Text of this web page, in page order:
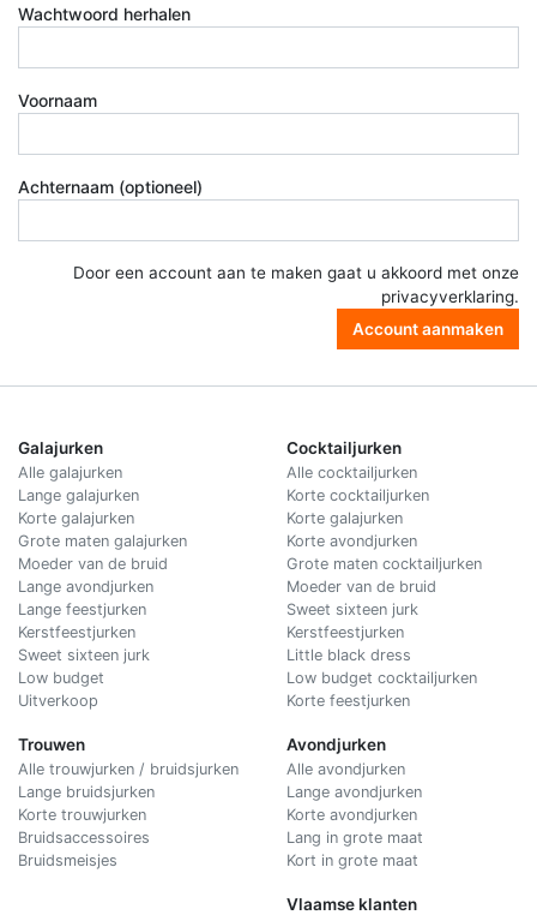
Wachtwoord herhalen
Voornaam
Achternaam (optioneel)
Door een account aan te maken gaat u akkoord met onze
privacyverklaring.
Account aanmaken
Galajurken
Alle galajurken
Lange galajurken
Korte galajurken
Grote maten galajurken
Moeder van de bruid
Lange avondjurken
Lange feestjurken
Kerstfeestjurken
Sweet sixteen jurk
Low budget
Uitverkoop
Trouwen
Alle trouwjurken / bruidsjurken
Lange bruidsjurken
Korte trouwjurken
Bruidsaccessoires
Bruidsmeisjes
Cocktailjurken
Alle cocktailjurken
Korte cocktailjurken
Korte galajurken
Korte avondjurken
Grote maten cocktailjurken
Moeder van de bruid
Sweet sixteen jurk
Kerstfeestjurken
Little black dress
Low budget cocktailjurken
Korte feestjurken
Avondjurken
Alle avondjurken
Lange avondjurken
Korte avondjurken
Lang in grote maat
Kort in grote maat
Vlaamse klanten